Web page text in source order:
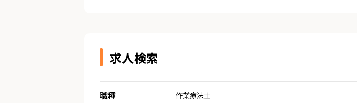
求人検索
職種 作業療法士